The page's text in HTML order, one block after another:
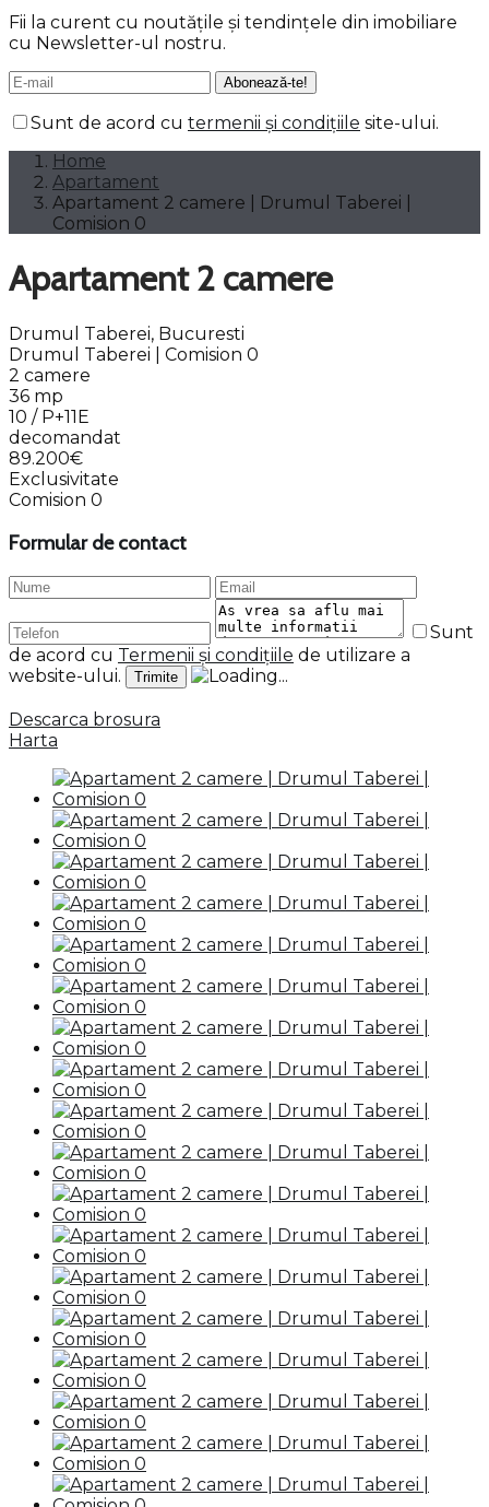
Fii la curent cu noutățile și tendințele din imobiliare
cu Newsletter-ul nostru.
Sunt de acord cu termenii și condițiile site-ului.
Home
Apartament
Apartament 2 camere | Drumul Taberei |
Comision 0
Apartament 2 camere
Drumul Taberei, Bucuresti
Drumul Taberei | Comision 0
2 camere
36 mp
10 / P+11E
decomandat
89.200€
Exclusivitate
Comision 0
Formular de contact
Sunt
de acord cu Termenii și condițiile de utilizare a
website-ului.
Descarca brosura
Harta